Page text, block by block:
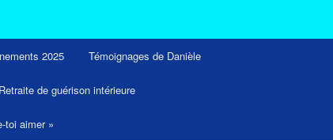
2025 Témoignages de Danièle
Retraite de guérison intérieure
toi aimer »